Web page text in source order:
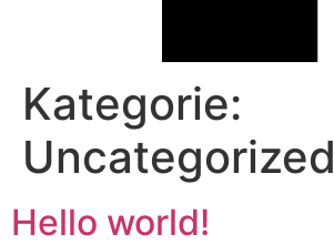
Kategorie:
Uncategorized
Hello world!